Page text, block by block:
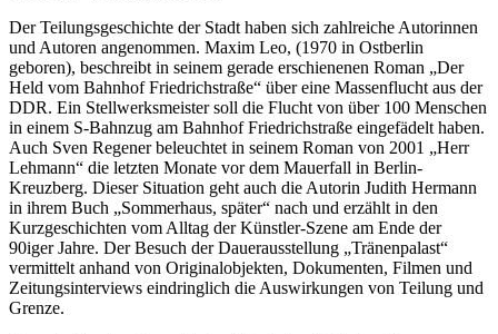
Der Teilungsgeschichte der Stadt haben sich zahlreiche Autorinnen
und Autoren angenommen. Maxim Leo, (1970 in Ostberlin
geboren), beschreibt in seinem gerade erschienenen Roman „Der
Held vom Bahnhof Friedrichstraße“ über eine Massenflucht aus der
DDR. Ein Stellwerksmeister soll die Flucht von über 100 Menschen
in einem S-Bahnzug am Bahnhof Friedrichstraße eingefädelt haben.
Auch Sven Regener beleuchtet in seinem Roman von 2001 „Herr
Lehmann“ die letzten Monate vor dem Mauerfall in Berlin-
Kreuzberg. Dieser Situation geht auch die Autorin Judith Hermann
in ihrem Buch „Sommerhaus, später“ nach und erzählt in den
Kurzgeschichten vom Alltag der Künstler-Szene am Ende der
90iger Jahre. Der Besuch der Dauerausstellung „Tränenpalast“
vermittelt anhand von Originalobjekten, Dokumenten, Filmen und
Zeitungsinterviews eindringlich die Auswirkungen von Teilung und
Grenze.